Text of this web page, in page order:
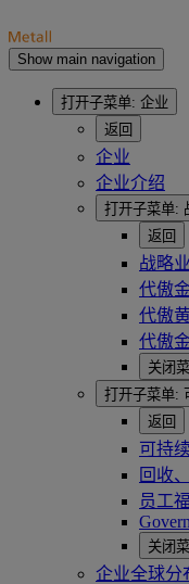
Show main navigation
打开子菜单: 企业
返回
企业
企业介绍
打开子菜单:
返回
战略
代傲
代傲
代傲
关闭
打开子菜单:
返回
可持
回收
员工
关闭
企业全球分